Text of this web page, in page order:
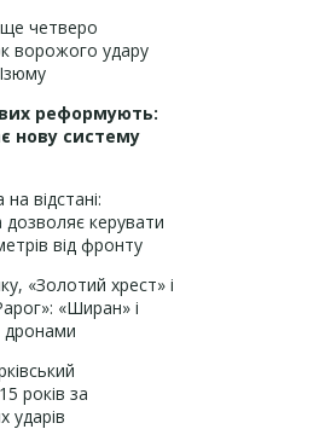
четверо
ворожого удару
реформують:
нову систему
відстані:
керувати
від фронту
«Золотий хрест» і
«Ширан» і
дронами
років за
ударів